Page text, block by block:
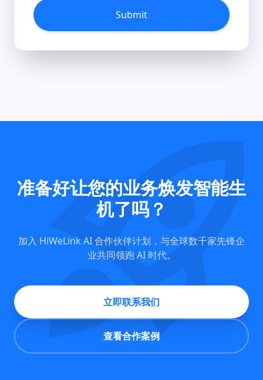
Submit
rocket_launch
准备好让您的业务焕发智能生
机了吗？
加入 HiWeLink AI 合作伙伴计划，与全球数千家先锋企
业共同领跑 AI 时代。
立即联系我们
查看合作案例